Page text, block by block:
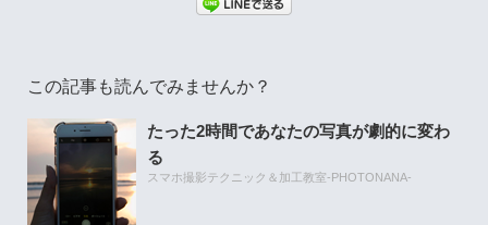
この記事も読んでみませんか？
たった2時間であなたの写真が劇的に変わ
る
スマホ撮影テクニック＆加工教室-PHOTONANA-